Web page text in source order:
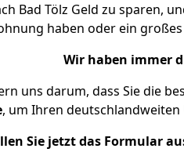
Bad Tölz Geld zu sparen,
haben oder ein
Wir haben immer
uns darum, dass Sie die
, um Ihren deutschlandweiten
Sie jetzt das Formular